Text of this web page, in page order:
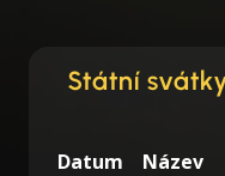
Státní
Datum Název